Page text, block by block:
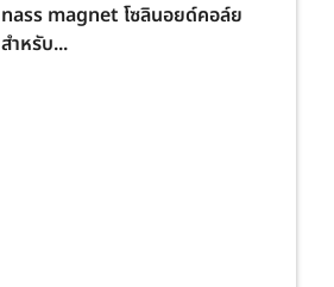
nass magnet โซลินอยด์คอล์ย
สำหรับ...